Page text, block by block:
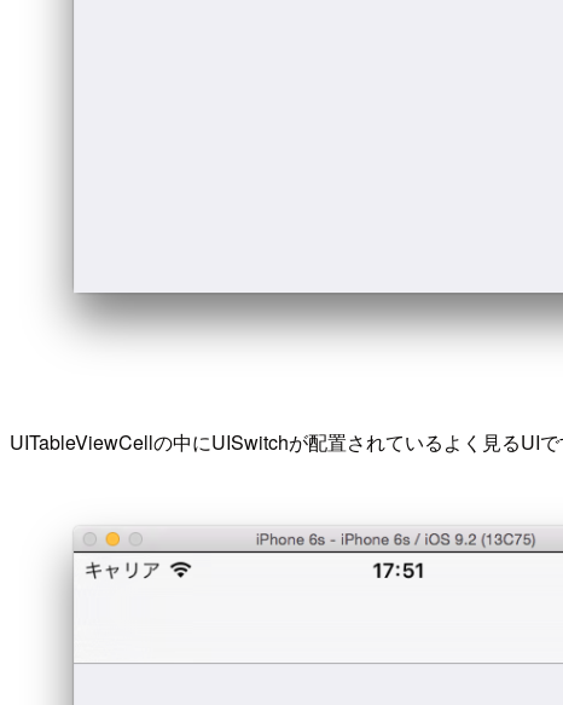
UITableViewCellの中にUISwitchが配置されているよく見るUI